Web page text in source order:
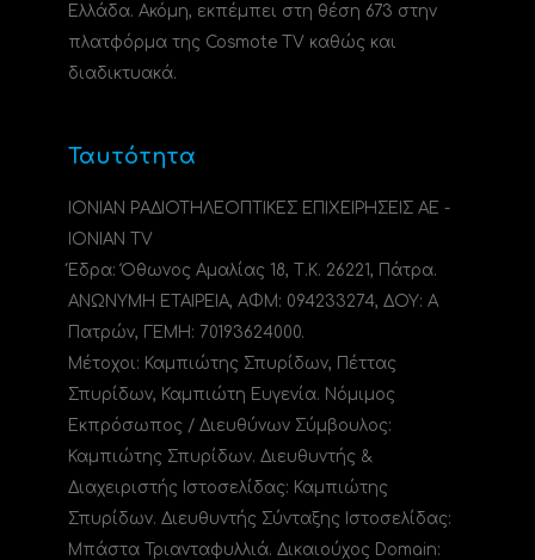
Ελλάδα. Ακόμη, εκπέμπει στη θέση 673 στην
πλατφόρμα της Cosmote TV καθώς και
διαδικτυακά.
Ταυτότητα
ΙΟΝΙΑΝ ΡΑΔΙΟΤΗΛΕΟΠΤΙΚΕΣ ΕΠΙΧΕΙΡΗΣΕΙΣ ΑΕ -
IONIAN TV
Έδρα: Όθωνος Αμαλίας 18, Τ.Κ. 26221, Πάτρα.
ΑΝΩΝΥΜΗ ΕΤΑΙΡΕΙΑ, ΑΦΜ: 094233274, ΔΟΥ: A
Πατρών, ΓΕΜΗ: 70193624000.
Μέτοχοι: Καμπιώτης Σπυρίδων, Πέττας
Σπυρίδων, Καμπιώτη Ευγενία. Νόμιμος
Εκπρόσωπος / Διευθύνων Σύμβουλος:
Καμπιώτης Σπυρίδων. Διευθυντής &
Διαχειριστής Ιστοσελίδας: Καμπιώτης
Σπυρίδων. Διευθυντής Σύνταξης Ιστοσελίδας:
Μπάστα Τριανταφυλλιά. Δικαιούχος Domain: